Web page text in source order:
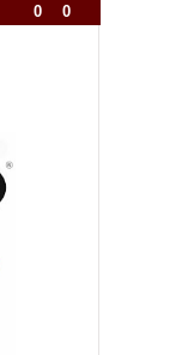
0
0